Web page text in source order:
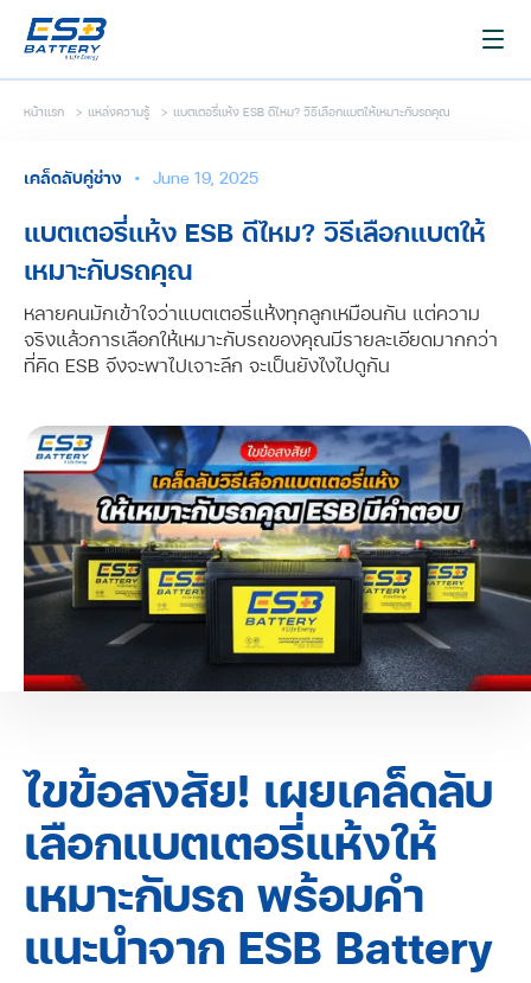
หน้าแรก > แหล่งความรู้ > แบตเตอรี่แห้ง ESB ดีไหม? วิธีเลือกแบตให้เหมาะกับรถคุณ
เคล็ดลับคู่ช่าง • June 19, 2025
แบตเตอรี่แห้ง ESB ดีไหม? วิธีเลือกแบตให้
เหมาะกับรถคุณ
หลายคนมักเข้าใจว่าแบตเตอรี่แห้งทุกลูกเหมือนกัน แต่ความ
จริงแล้วการเลือกให้เหมาะกับรถของคุณมีรายละเอียดมากกว่า
ที่คิด ESB จึงจะพาไปเจาะลึก จะเป็นยังไงไปดูกัน
ไขข้อสงสัย! เผยเคล็ดลับ
เลือกแบตเตอรี่แห้งให้
เหมาะกับรถ พร้อมคำ
แนะนำจาก ESB Battery